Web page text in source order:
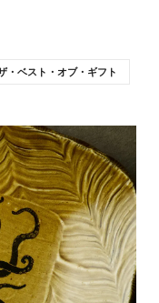
・ベスト・オブ・ギフト